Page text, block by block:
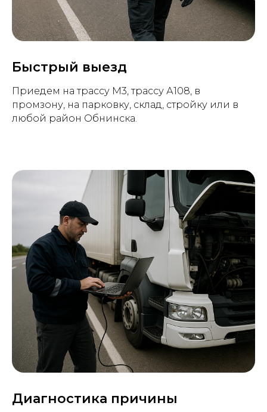
Быстрый выезд
Приедем на трассу М3, трассу А108, в
промзону, на парковку, склад, стройку или в
любой район Обнинска.
Диагностика причины